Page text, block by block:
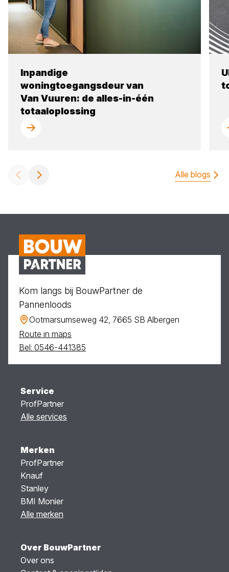
Inpandige
woningtoegangsdeur van
Van Vuuren: de alles-in-één
totaaloplossing
Alle blogs
Kom langs bij BouwPartner de
Pannenloods
Ootmarsumseweg 42, 7665 SB Albergen
Route in maps
Bel: 0546-441385
Service
ProfPartner
Alle services
Merken
ProfPartner
Knauf
Stanley
BMI Monier
Alle merken
Over BouwPartner
Over ons